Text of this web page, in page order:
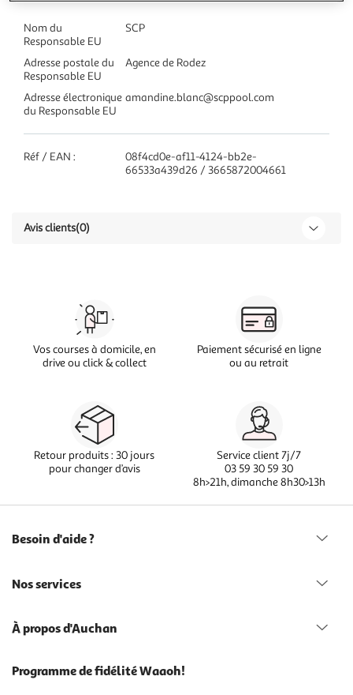
Nom du
Responsable EU
SCP
Adresse postale du
Responsable EU
Agence de Rodez
Adresse électronique
du Responsable EU
amandine.blanc@scppool.com
Réf / EAN :
08f4cd0e-af11-4124-bb2e-
66533a439d26 / 3665872004661
Avis clients(0)
Vos courses à domicile, en
drive ou click & collect
Paiement sécurisé en ligne
ou au retrait
Retour produits : 30 jours
pour changer d’avis
Service client 7j/7
03 59 30 59 30
8h>21h, dimanche 8h30>13h
Besoin d'aide ?
Nos services
À propos d'Auchan
Programme de fidélité Waaoh!